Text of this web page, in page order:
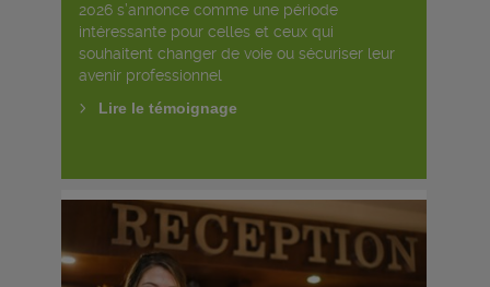
2026 s’annonce comme une période
intéressante pour celles et ceux qui
souhaitent changer de voie ou sécuriser leur
avenir professionnel
Lire le témoignage